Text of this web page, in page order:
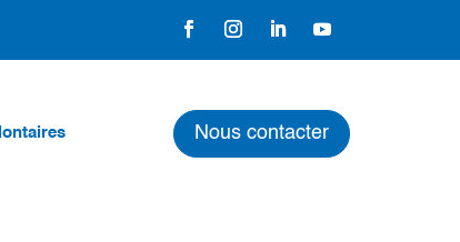
Nous contacter